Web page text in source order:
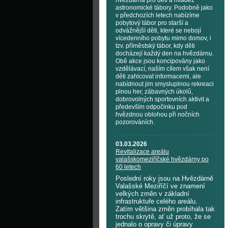
astronomické tábory. Podobně jako
v předchozích letech nabízíme
pobytový tábor pro starší a
odvážnější děti, které se nebojí
vícedenního pobytu mimo domov, i
tzv. příměstský tábor, kdy děti
docházejí každý den na hvězdárnu.
Obě akce jsou koncipovány jako
vzdělávací, naším cílem však není
děti zahlcovat informacemi, ale
nabídnout jim smysluplnou rekreaci
plnou her, zábavných úkolů,
dobrovolných sportovních aktivit a
především odpočinku pod
hvězdnou oblohou při nočních
pozorováních.
03.03.2026
Revitalizace areálu
valašskomeziříčské hvězdárny po
60 letech
Poslední roky jsou na Hvězdárně
Valašské Meziříčí ve znamení
velkých změn v základní
infrastruktuře celého areálu.
Zatím většina změn probíhala tak
trochu skrytě, ať už proto, že se
jednalo o opravy či úpravy